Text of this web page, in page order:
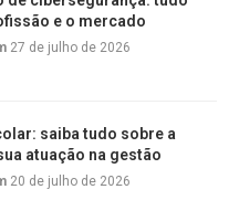
e o mercado
27 de julho de 2026
saiba tudo sobre a
atuação na gestão
20 de julho de 2026